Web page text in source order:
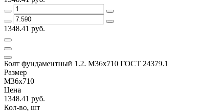
1348.41 руб.
Болт фундаментный 1.2. М36х710 ГОСТ 24379.1
Размер
М36х710
Цена
1348.41 руб.
Кол-во, шт